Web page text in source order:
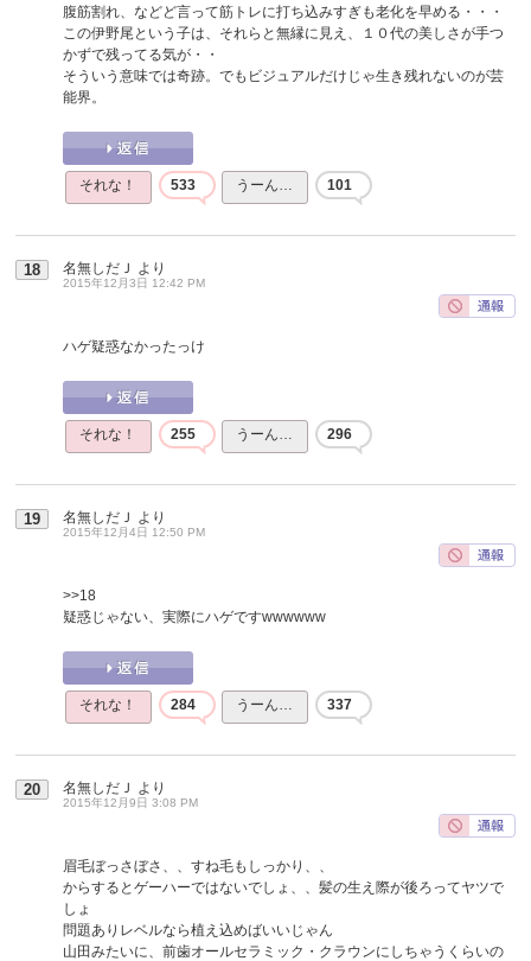
腹筋割れ、などど言って筋トレに打ち込みすぎも老化を早める・・・
この伊野尾という子は、それらと無縁に見え、１０代の美しさが手つ
かずで残ってる気が・・
そういう意味では奇跡。でもビジュアルだけじゃ生き残れないのが芸
能界。
それな！ 533 うーん… 101
18 名無しだＪ より
2015年12月3日 12:42 PM
ハゲ疑惑なかったっけ
それな！ 255 うーん… 296
19 名無しだＪ より
2015年12月4日 12:50 PM
>>18
疑惑じゃない、実際にハゲですwwwwww
それな！ 284 うーん… 337
20 名無しだＪ より
2015年12月9日 3:08 PM
眉毛ぼっさぼさ、、すね毛もしっかり、、
からするとゲーハーではないでしょ、、髪の生え際が後ろってヤツで
しょ
問題ありレベルなら植え込めばいいじゃん
山田みたいに、前歯オールセラミック・クラウンにしちゃうくらいの